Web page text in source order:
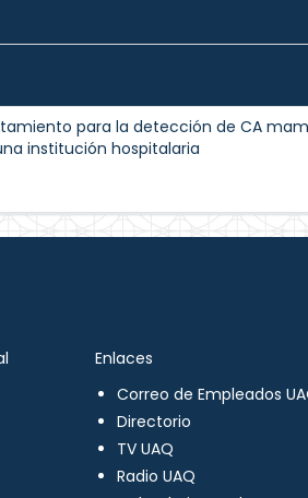
para la detección de CA
institución hospitalaria
Enlaces
Correo de Empleados
Directorio
TV UAQ
Radio UAQ